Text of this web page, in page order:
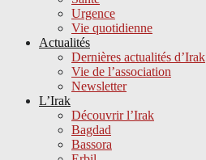
Urgence
Vie quotidienne
Actualités
Dernières actualités d’Irak
Vie de l’association
Newsletter
L’Irak
Découvrir l’Irak
Bagdad
Bassora